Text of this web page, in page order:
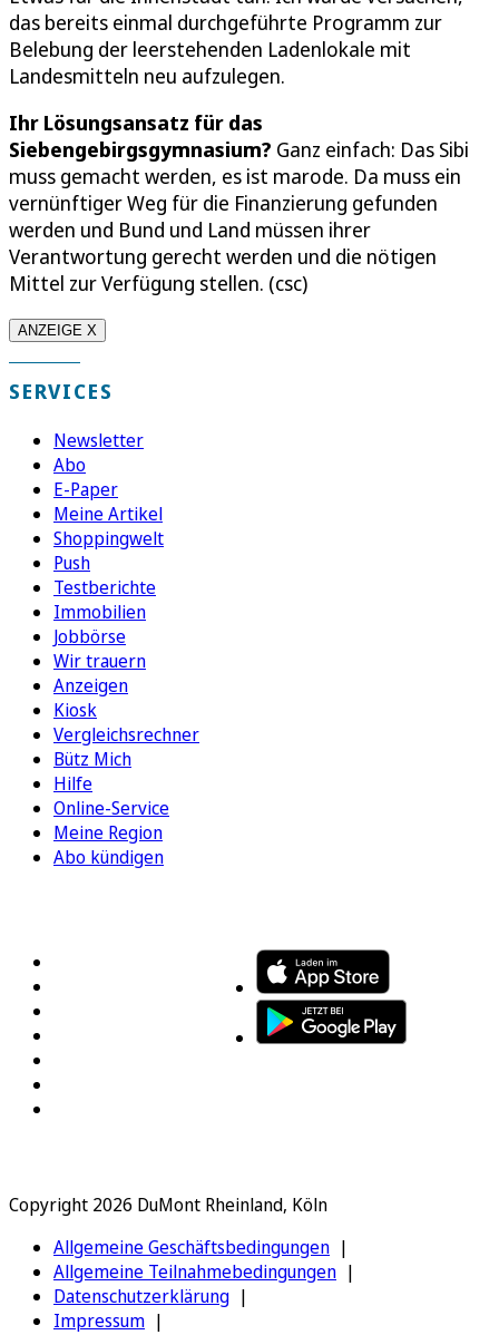
das bereits einmal durchgeführte Programm zur
Belebung der leerstehenden Ladenlokale mit
Landesmitteln neu aufzulegen.
Ihr Lösungsansatz für das
Siebengebirgsgymnasium? Ganz einfach: Das Sibi
muss gemacht werden, es ist marode. Da muss ein
vernünftiger Weg für die Finanzierung gefunden
werden und Bund und Land müssen ihrer
Verantwortung gerecht werden und die nötigen
Mittel zur Verfügung stellen. (csc)
ANZEIGE X
SERVICES
Newsletter
Abo
E-Paper
Meine Artikel
Shoppingwelt
Push
Testberichte
Immobilien
Jobbörse
Wir trauern
Anzeigen
Kiosk
Vergleichsrechner
Bütz Mich
Hilfe
Online-Service
Meine Region
Abo kündigen
Copyright 2026 DuMont Rheinland, Köln
Allgemeine Geschäftsbedingungen
Allgemeine Teilnahmebedingungen
Datenschutzerklärung
Impressum